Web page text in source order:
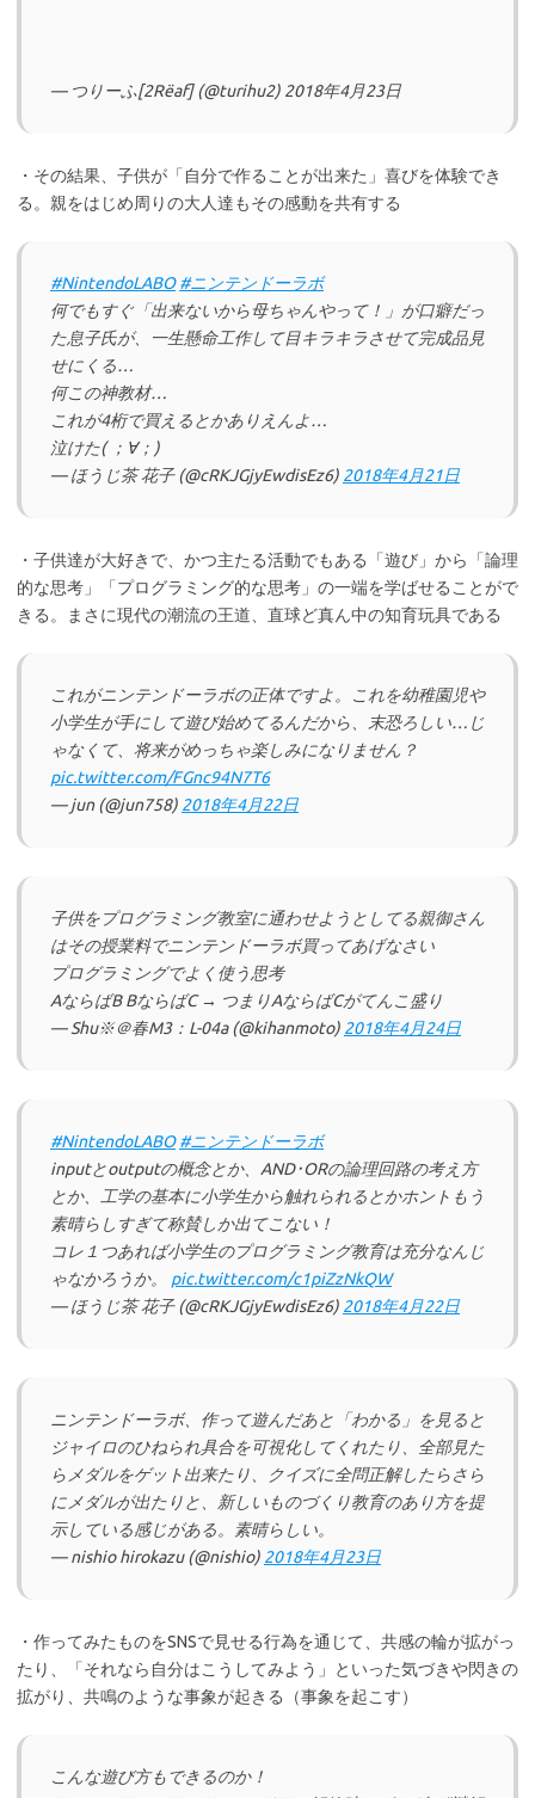
— つりーふ[2Rёaf] (@turihu2) 2018年4月23日
・その結果、子供が「自分で作ることが出来た」喜びを体験でき
る。親をはじめ周りの大人達もその感動を共有する
#NintendoLABO #ニンテンドーラボ
何でもすぐ「出来ないから母ちゃんやって！」が口癖だっ
た息子氏が、一生懸命工作して目キラキラさせて完成品見
せにくる…
何この神教材…
これが4桁で買えるとかありえんよ…
泣けた( ；∀；)
— ほうじ茶 花子 (@cRKJGjyEwdisEz6) 2018年4月21日
・子供達が大好きで、かつ主たる活動でもある「遊び」から「論理
的な思考」「プログラミング的な思考」の一端を学ばせることがで
きる。まさに現代の潮流の王道、直球ど真ん中の知育玩具である
これがニンテンドーラボの正体ですよ。これを幼稚園児や
小学生が手にして遊び始めてるんだから、末恐ろしい…じ
ゃなくて、将来がめっちゃ楽しみになりません？
pic.twitter.com/FGnc94N7T6
— jun (@jun758) 2018年4月22日
子供をプログラミング教室に通わせようとしてる親御さん
はその授業料でニンテンドーラボ買ってあげなさい
プログラミングでよく使う思考
AならばB BならばC → つまりAならばCがてんこ盛り
— Shu※＠春M3：L-04a (@kihanmoto) 2018年4月24日
#NintendoLABO #ニンテンドーラボ
inputとoutputの概念とか、AND･ORの論理回路の考え方
とか、工学の基本に小学生から触れられるとかホントもう
素晴らしすぎて称賛しか出てこない！
コレ１つあれば小学生のプログラミング教育は充分なんじ
ゃなかろうか。 pic.twitter.com/c1piZzNkQW
— ほうじ茶 花子 (@cRKJGjyEwdisEz6) 2018年4月22日
ニンテンドーラボ、作って遊んだあと「わかる」を見ると
ジャイロのひねられ具合を可視化してくれたり、全部見た
らメダルをゲット出来たり、クイズに全問正解したらさら
にメダルが出たりと、新しいものづくり教育のあり方を提
示している感じがある。素晴らしい。
— nishio hirokazu (@nishio) 2018年4月23日
・作ってみたものをSNSで見せる行為を通じて、共感の輪が拡がっ
たり、「それなら自分はこうしてみよう」といった気づきや閃きの
拡がり、共鳴のような事象が起きる（事象を起こす）
こんな遊び方もできるのか！